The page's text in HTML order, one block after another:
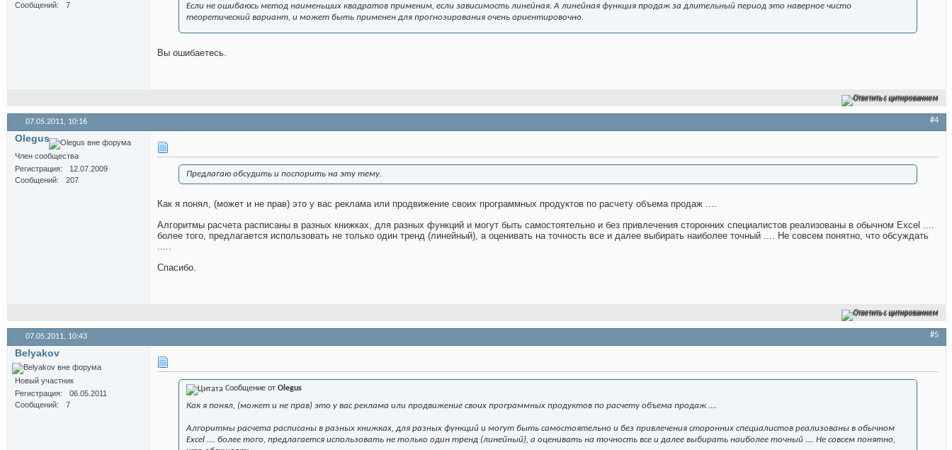
Сообщений
7
Если не ошибаюсь метод наименьших квадратов применим, если зависимость линейная. А линейная функция продаж за длительный период это наверное чисто
теоретический вариант, и может быть применен для прогнозирования очень ориентировочно.
Вы ошибаетесь.
Ответить с цитированием
07.05.2011, 10:16 #4
Olegus
Член сообщества
Регистрация
12.07.2009
Сообщений
207
Предлагаю обсудить и поспорить на эту тему.
Как я понял, (может и не прав) это у вас реклама или продвижение своих программных продуктов по расчету объема продаж ....
Алгоритмы расчета расписаны в разных книжках, для разных функций и могут быть самостоятельно и без привлечения сторонних специалистов реализованы в обычном Excel ....
более того, предлагается использовать не только один тренд (линейный), а оценивать на точность все и далее выбирать наиболее точный .... Не совсем понятно, что обсуждать
.....
Спасибо.
Ответить с цитированием
07.05.2011, 10:43 #5
Belyakov
Новый участник
Регистрация
06.05.2011
Сообщений
7
Сообщение от Olegus
Как я понял, (может и не прав) это у вас реклама или продвижение своих программных продуктов по расчету объема продаж ....
Алгоритмы расчета расписаны в разных книжках, для разных функций и могут быть самостоятельно и без привлечения сторонних специалистов реализованы в обычном
Excel .... более того, предлагается использовать не только один тренд (линейный), а оценивать на точность все и далее выбирать наиболее точный .... Не совсем понятно,